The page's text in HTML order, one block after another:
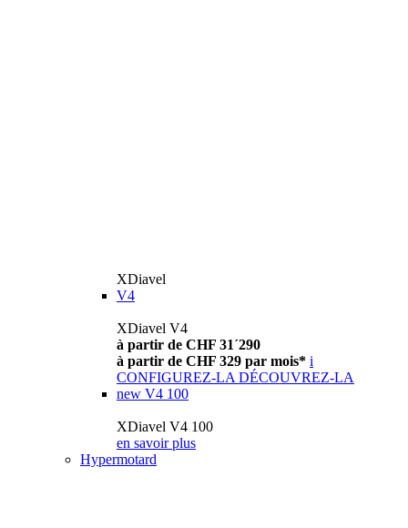
XDiavel
V4
XDiavel V4
à partir de CHF 31´290
à partir de CHF 329 par mois* i
CONFIGUREZ-LA DÉCOUVREZ-LA
new V4 100
XDiavel V4 100
en savoir plus
Hypermotard